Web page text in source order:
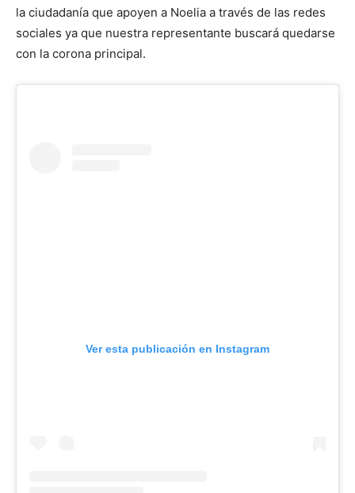
la ciudadanía que apoyen a Noelia a través de las redes
sociales ya que nuestra representante buscará quedarse
con la corona principal.
Ver esta publicación en Instagram